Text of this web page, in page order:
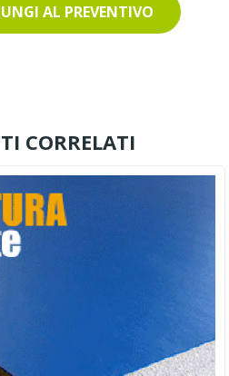
AL PREVENTIVO
CORRELATI